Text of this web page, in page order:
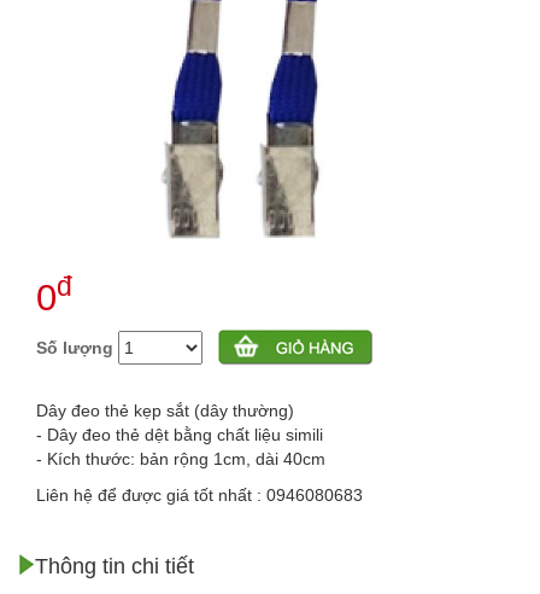
0đ
Số lượng
Dây đeo thẻ kẹp sắt (dây thường)
- Dây đeo thẻ dệt bằng chất liệu simili
- Kích thước: bản rộng 1cm, dài 40cm
Liên hệ để được giá tốt nhất : 0946080683
Thông tin chi tiết